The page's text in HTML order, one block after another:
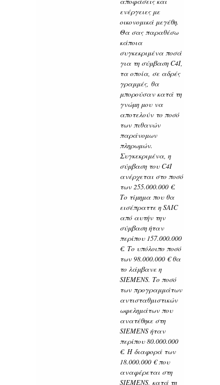
ενέργειες με
οικονομικά μεγέθη.
Θα σας παραθέσω
κάποια
συγκεκριμένα ποσά
για τη σύμβαση C4I,
τα οποία, σε αδρές
γραμμές, θα
μπορούσαν κατά τη
γνώμη μου να
αποτελούν το ποσό
των πιθανών
παράνομων
πληρωμών.
Συγκεκριμένα, η
σύμβαση του C4I
ανέρχεται στο ποσό
των 255.000.000 €.
Το τίμημα που θα
εισέπραττε η SAIC
από αυτήν την
σύμβαση ήταν
περίπου 157.000.000
€. Το υπόλοιπο ποσό
των 98.000.000 € θα
το λάμβανε η
SIEMENS. Το ποσό
των προγραμμάτων
αντισταθμιστικών
ωφελημάτων που
ανατέθηκε στη
SIEMENS ήταν
περίπου 80.000.000
€. Η διαφορά των
18.000.000 € που
αναφέρεται στη
SIEMENS, κατά τη